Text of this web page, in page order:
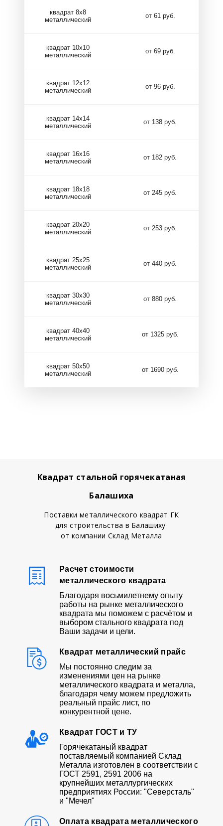
квадрат 8х8
металлический
от 61 руб.
квадрат 10х10
металлический
от 69 руб.
квадрат 12х12
металлический
от 96 руб.
квадрат 14х14
металлический
от 138 руб.
квадрат 16х16
металлический
от 182 руб.
квадрат 18х18
металлический
от 245 руб.
квадрат 20х20
металлический
от 253 руб.
квадрат 25х25
металлический
от 440 руб.
квадрат 30х30
металлический
от 880 руб.
квадрат 40х40
металлический
от 1325 руб.
квадрат 50х50
металлический
от 1690 руб.
Квадрат стальной горячекатаная
Балашиха
Поставки металлического квадрат ГК
для строительства в Балашиху
от компании Склад Металла
Расчет стоимости
металлического квадрата
Благодаря восьмилетнему опыту
работы на рынке металлического
квадрата мы поможем с расчётом и
выбором стального квадрата под
Ваши задачи и цели.
Квадрат металлический прайс
Мы постоянно следим за
изменениями цен на рынке
металлического квадрата и металла,
благодаря чему можем предложить
реальный прайс лист, по
конкурентной цене.
Квадрат ГОСТ и ТУ
Горячекатаный квадрат
поставляемый компанией Склад
Металла изготовлен в соответствии с
ГОСТ 2591, 2591 2006 на
крупнейших металлургических
предприятиях России: "Северсталь"
и "Мечел"
Оплата квадрата металлического